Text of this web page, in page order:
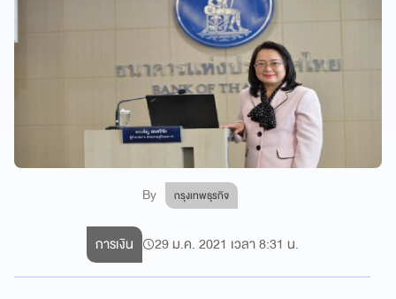
By กรุงเทพธุรกิจ
การเงิน 29 ม.ค. 2021 เวลา 8:31 น.